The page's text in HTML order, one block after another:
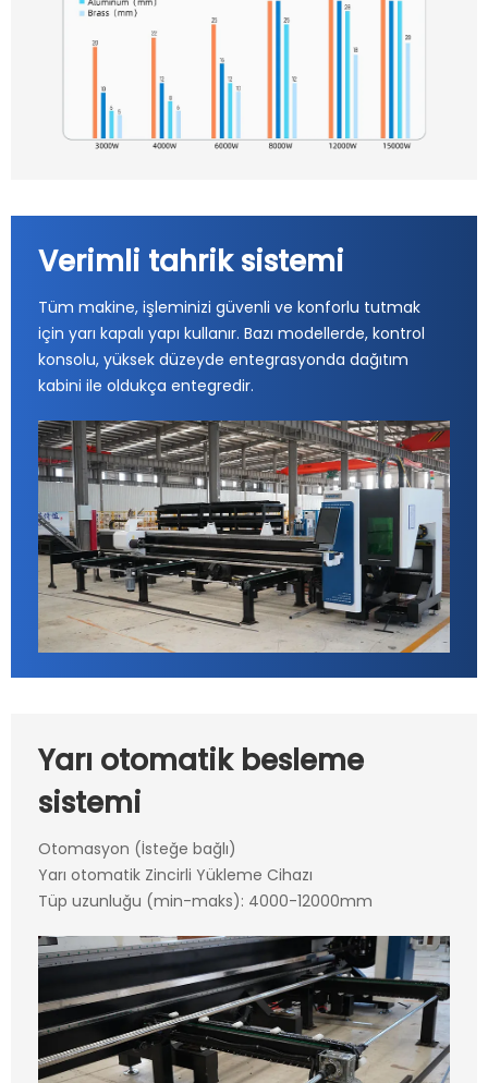
Verimli tahrik sistemi
Tüm makine, işleminizi güvenli ve konforlu tutmak
için yarı kapalı yapı kullanır. Bazı modellerde, kontrol
konsolu, yüksek düzeyde entegrasyonda dağıtım
kabini ile oldukça entegredir.
Yarı otomatik besleme
sistemi
Otomasyon (İsteğe bağlı)
Yarı otomatik Zincirli Yükleme Cihazı
Tüp uzunluğu (min-maks): 4000-12000mm